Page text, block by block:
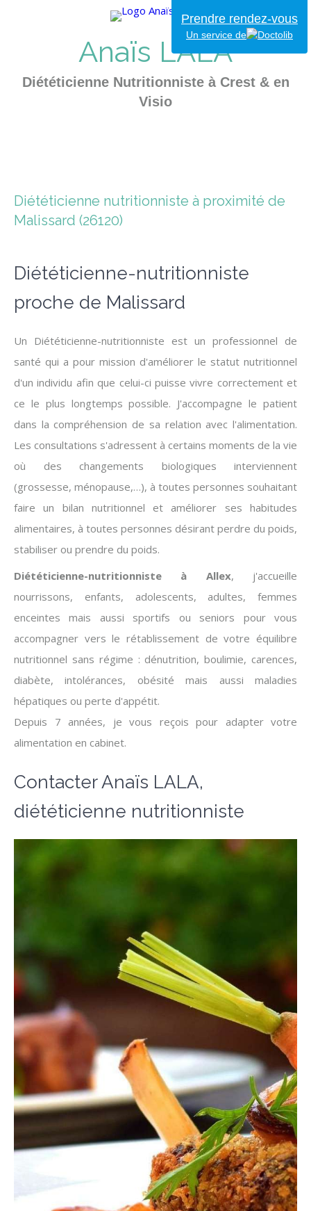
Anaïs LALA
Diététicienne Nutritionniste à Crest & en
Visio
Diététicienne nutritionniste à proximité de
Malissard (26120)
Diététicienne-nutritionniste
proche de Malissard
Un Diététicienne-nutritionniste est un professionnel de
santé qui a pour mission d'améliorer le statut nutritionnel
d'un individu afin que celui-ci puisse vivre correctement et
ce le plus longtemps possible. J'accompagne le patient
dans la compréhension de sa relation avec l'alimentation.
Les consultations s'adressent à certains moments de la vie
où des changements biologiques interviennent
(grossesse, ménopause,…), à toutes personnes souhaitant
faire un bilan nutritionnel et améliorer ses habitudes
alimentaires, à toutes personnes désirant perdre du poids,
stabiliser ou prendre du poids.
Diététicienne-nutritionniste à Allex, j'accueille
nourrissons, enfants, adolescents, adultes, femmes
enceintes mais aussi sportifs ou seniors pour vous
accompagner vers le rétablissement de votre équilibre
nutritionnel sans régime : dénutrition, boulimie, carences,
diabète, intolérances, obésité mais aussi maladies
hépatiques ou perte d'appétit.
Depuis 7 années, je vous reçois pour adapter votre
alimentation en cabinet.
Contacter Anaïs LALA,
diététicienne nutritionniste
Prendre rendez-vous
Un service de